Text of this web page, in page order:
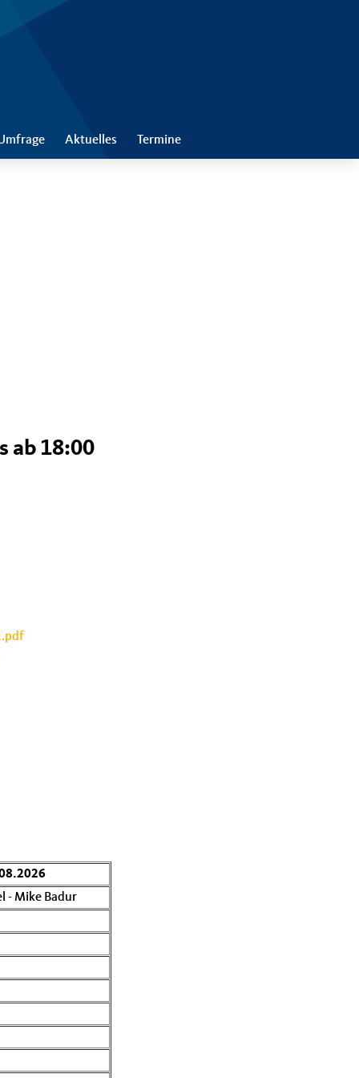
Aktuelles Termine
ab 18:00
- Mike Badur